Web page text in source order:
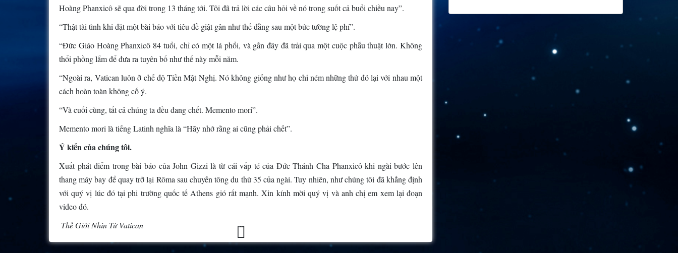
Hoàng Phanxicô sẽ qua đời trong 13 tháng tới. Tôi đã trả lời các câu hỏi về nó trong suốt cả buổi chiều nay”.
“Thật tài tình khi đặt một bài báo với tiêu đề giật gân như thế đằng sau một bức tường lệ phí”.
“Đức Giáo Hoàng Phanxicô 84 tuổi, chỉ có một lá phổi, và gần đây đã trải qua một cuộc phẫu thuật lớn. Không
thổi phồng lắm để đưa ra tuyên bố như thế này mỗi năm.
“Ngoài ra, Vatican luôn ở chế độ Tiền Mật Nghị. Nó không giống như họ chỉ ném những thứ đó lại với nhau một
cách hoàn toàn không cố ý.
“Và cuối cùng, tất cả chúng ta đều đang chết. Memento mori”.
Memento mori là tiếng Latinh nghĩa là “Hãy nhớ rằng ai cũng phải chết”.
Ý kiến của chúng tôi.
Xuất phát điểm trong bài báo của John Gizzi là từ cái vấp té của Đức Thánh Cha Phanxicô khi ngài bước lên
thang máy bay để quay trở lại Rôma sau chuyến tông du thứ 35 của ngài. Tuy nhiên, như chúng tôi đã khẳng định
với quý vị lúc đó tại phi trường quốc tế Athens gió rất mạnh. Xin kính mời quý vị và anh chị em xem lại đoạn
video đó.
Thế Giới Nhìn Từ Vatican